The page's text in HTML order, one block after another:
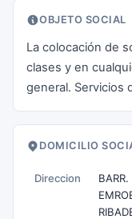
OBJETO SOCIAL
La colocación de
clases y en
general. Servicios
DOMICILIO
Direccion